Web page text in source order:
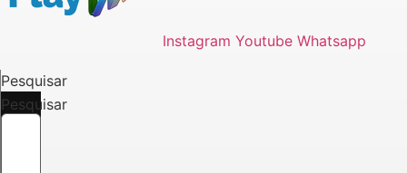
Instagram Youtube Whatsapp
Pesquisar
Pesquisar